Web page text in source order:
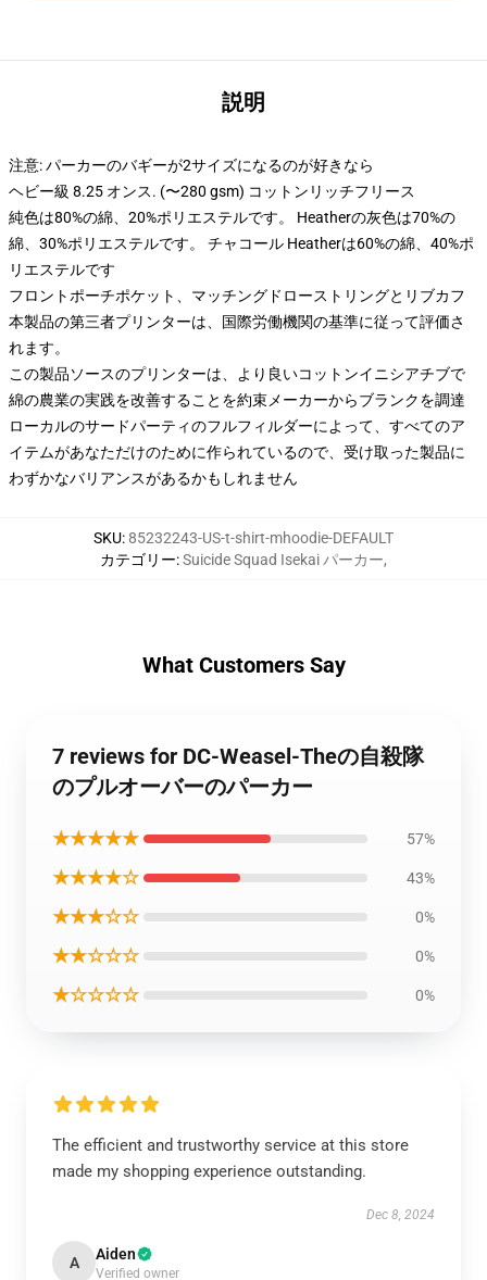
説明
注意: パーカーのバギーが2サイズになるのが好きなら
ヘビー級 8.25 オンス. (〜280 gsm) コットンリッチフリース
純色は80%の綿、20%ポリエステルです。 Heatherの灰色は70%の
綿、30%ポリエステルです。 チャコール Heatherは60%の綿、40%ポ
リエステルです
フロントポーチポケット、マッチングドローストリングとリブカフ
本製品の第三者プリンターは、国際労働機関の基準に従って評価さ
れます。
この製品ソースのプリンターは、より良いコットンイニシアチブで
綿の農業の実践を改善することを約束メーカーからブランクを調達
ローカルのサードパーティのフルフィルダーによって、すべてのア
イテムがあなただけのために作られているので、受け取った製品に
わずかなバリアンスがあるかもしれません
SKU:85232243-US-t-shirt-mhoodie-DEFAULT
カテゴリー:Suicide Squad Isekai パーカー,
What Customers Say
7 reviews for DC-Weasel-Theの自殺隊
のプルオーバーのパーカー
★★★★★ 57%
★★★★☆ 43%
★★★☆☆ 0%
★★☆☆☆ 0%
★☆☆☆☆ 0%
The efficient and trustworthy service at this store
made my shopping experience outstanding.
Dec 8, 2024
A Aiden
Verified owner